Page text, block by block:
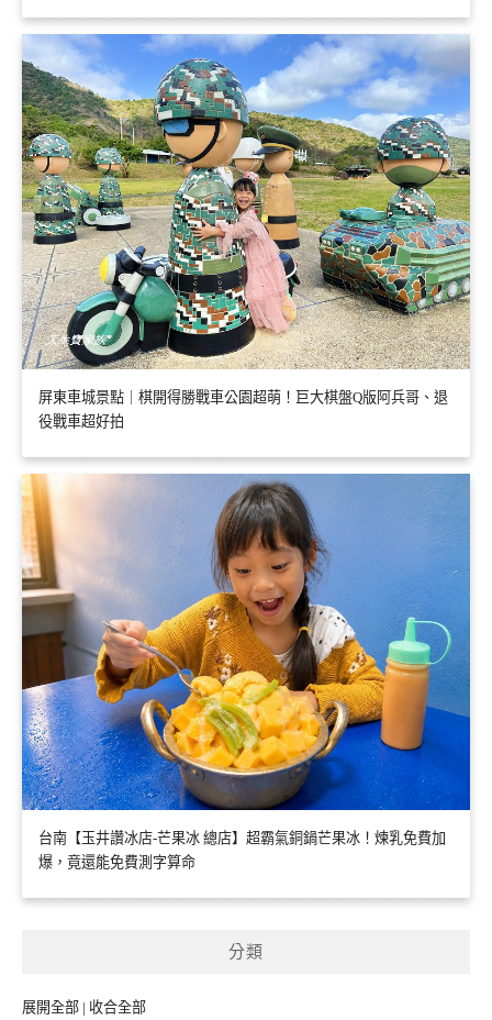
屏東車城景點｜棋開得勝戰車公園超萌！巨大棋盤Q版阿兵哥、退
役戰車超好拍
台南【玉井讚冰店-芒果冰 總店】超霸氣銅鍋芒果冰！煉乳免費加
爆，竟還能免費測字算命
分類
展開全部 | 收合全部